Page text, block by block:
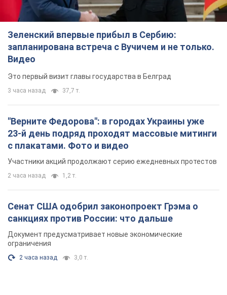
Зеленский впервые прибыл в Сербию:
запланирована встреча с Вучичем и не только.
Видео
Это первый визит главы государства в Белград
3 часа назад 37,7 т.
"Верните Федорова": в городах Украины уже
23-й день подряд проходят массовые митинги
с плакатами. Фото и видео
Участники акций продолжают серию ежедневных протестов
2 часа назад 1,2 т.
Сенат США одобрил законопроект Грэма о
санкциях против России: что дальше
Документ предусматривает новые экономические
ограничения
2 часа назад 3,0 т.